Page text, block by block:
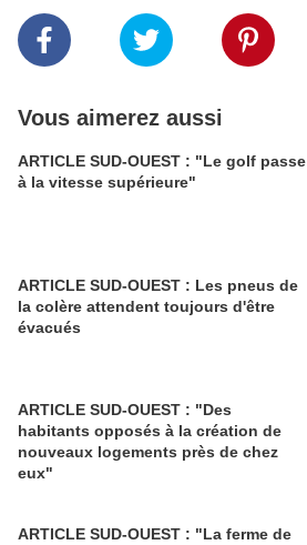
Vous aimerez aussi
ARTICLE SUD-OUEST : "Le golf passe
à la vitesse supérieure"
ARTICLE SUD-OUEST : Les pneus de
la colère attendent toujours d'être
évacués
ARTICLE SUD-OUEST : "Des
habitants opposés à la création de
nouveaux logements près de chez
eux"
ARTICLE SUD-OUEST : "La ferme de